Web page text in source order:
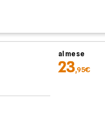
al mese
23,95€